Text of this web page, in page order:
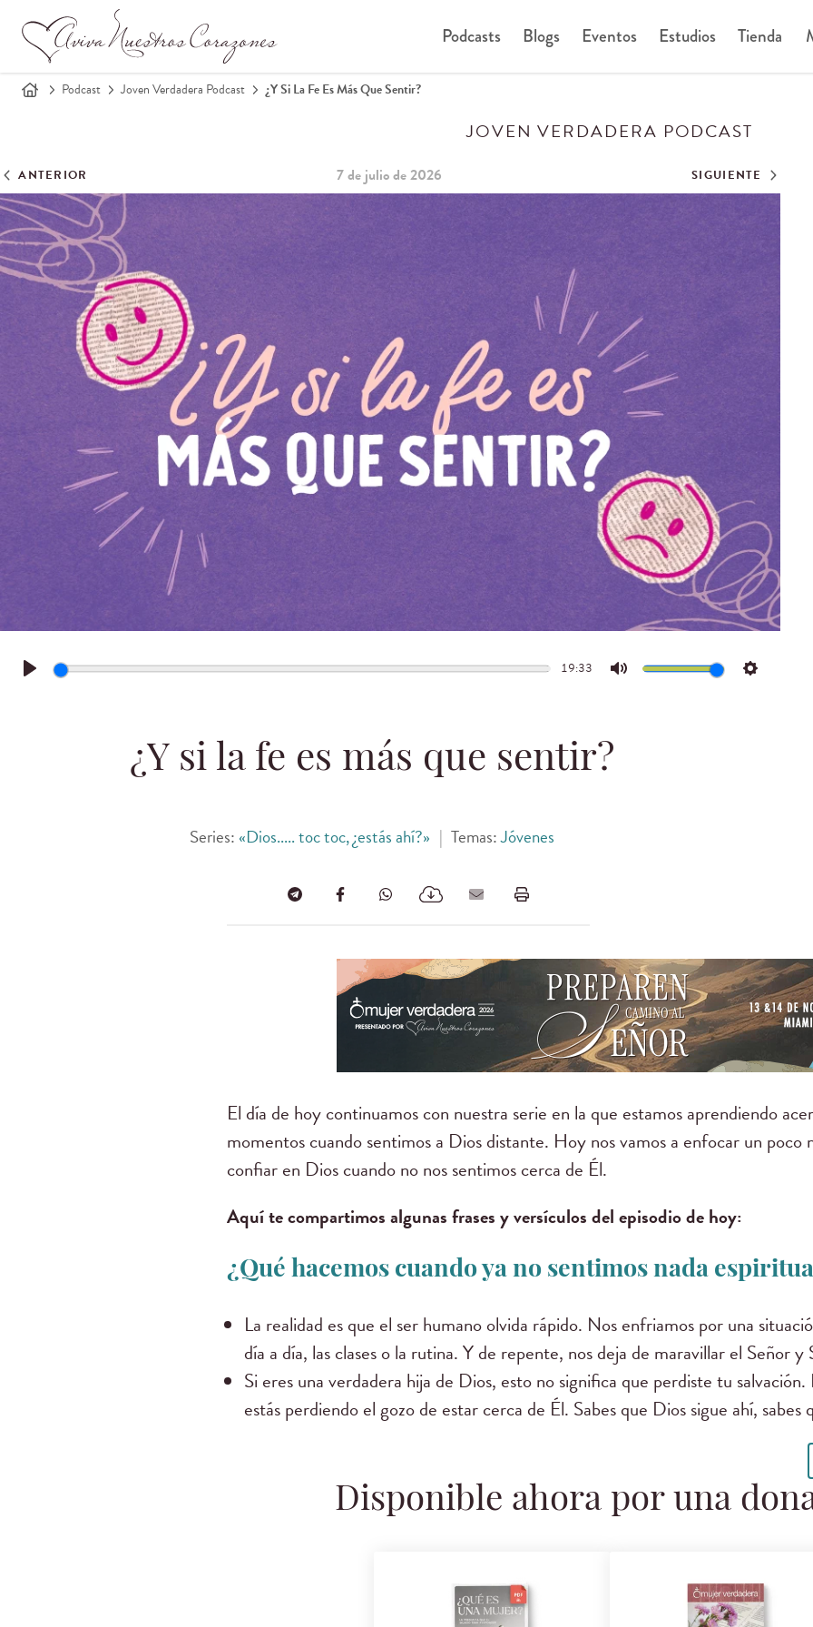
Podcasts Blogs Eventos Estudios Tienda
Podcast Joven Verdadera Podcast ¿Y Si La Fe Es Más Que Sentir?
JOVEN VERDADERA PODCAST
ANTERIOR 7 de julio de 2026 SIGUIENTE
Play
19:33
Mute Settings
¿Y si la fe es más que sentir?
Series: «Dios..... toc toc, ¿estás ahí?» | Temas:Jóvenes
El día de hoy continuamos con nuestra serie en la que estamos aprendiendo
momentos cuando sentimos a Dios distante. Hoy nos vamos a enfocar un poco
confiar en Dios cuando no nos sentimos cerca de Él.
Aquí te compartimos algunas frases y versículos del episodio de hoy:
¿Qué hacemos cuando ya no sentimos nada
La realidad es que el ser humano olvida rápido. Nos enfriamos por una
día a día, las clases o la rutina. Y de repente, nos deja de maravillar el Señor
Si eres una verdadera hija de Dios, esto no significa que perdiste tu
estás perdiendo el gozo de estar cerca de Él. Sabes que Dios sigue ahí,
Disponible ahora por una